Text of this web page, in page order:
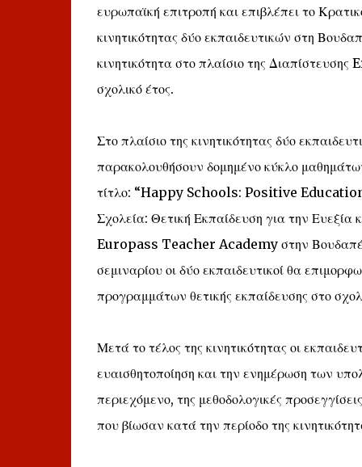
ευρωπαϊκή επιτροπή και επιβλέπει το
κινητικότητας δύο εκπαιδευτικών στη
κινητικότητα στο πλαίσιο της
σχολικό έτος.
Στο πλαίσιο της κινητικότητας δύο
παρακολουθήσουν δομημένο κύκλο
τίτλο: “Happy Schools: Positive
Σχολεία: Θετική Εκπαίδευση για την
Europass Teacher Academy στην
σεμιναρίου οι δύο εκπαιδευτικοί θα
προγραμμάτων θετικής εκπαίδευσης στο
Μετά το τέλος της κινητικότητας οι
ευαισθητοποίηση και την ενημέρωση των
περιεχόμενο, της μεθοδολογικές
που βίωσαν κατά την περίοδο της